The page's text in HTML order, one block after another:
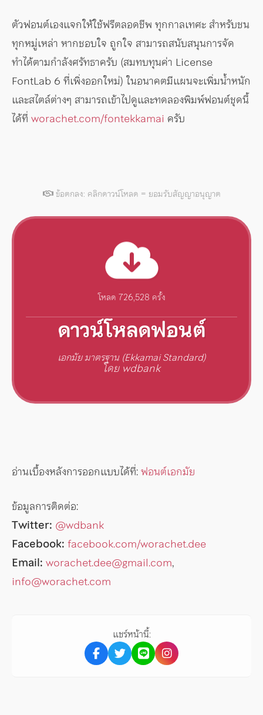
ตัวฟอนต์เองแจกให้ใช้ฟรีตลอดชีพ ทุกกาลเทศะ สำหรับชน
ทุกหมู่เหล่า หากชอบใจ ถูกใจ สามารถสนับสนุนการจัด
ทำได้ตามกำลังศรัทธาครับ (สมทบทุนค่า License
FontLab 6 ที่เพิ่งออกใหม่) ในอนาคตมีแผนจะเพิ่มน้ำหนัก
และสไตล์ต่างๆ สามารถเข้าไปดูและทดลองพิมพ์ฟอนต์ชุดนี้
ได้ที่ worachet.com/fontekkamai ครับ
ข้อตกลง: คลิกดาวน์โหลด = ยอมรับสัญญาอนุญาต
โหลด 726,528 ครั้ง
ดาวน์โหลดฟอนต์
เอกมัย มาตรฐาน (Ekkamai Standard)
โดย wdbank
อ่านเบื้องหลังการออกแบบได้ที่:ฟอนต์เอกมัย
ข้อมูลการติดต่อ:
Twitter: @wdbank
Facebook: facebook.com/worachet.dee
Email: worachet.dee@gmail.com,
info@worachet.com
แชร์หน้านี้: